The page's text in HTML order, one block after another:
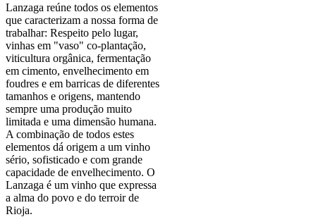
Lanzaga reúne todos os elementos
que caracterizam a nossa forma de
trabalhar: Respeito pelo lugar,
vinhas em "vaso" co-plantação,
viticultura orgânica, fermentação
em cimento, envelhecimento em
foudres e em barricas de diferentes
tamanhos e origens, mantendo
sempre uma produção muito
limitada e uma dimensão humana.
A combinação de todos estes
elementos dá origem a um vinho
sério, sofisticado e com grande
capacidade de envelhecimento. O
Lanzaga é um vinho que expressa
a alma do povo e do terroir de
Rioja.